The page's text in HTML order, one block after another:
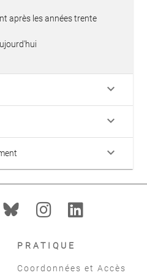
après les années trente
keyboard_arrow_down
keyboard_arrow_down
keyboard_arrow_down
PRATIQUE
Coordonnées et Accès